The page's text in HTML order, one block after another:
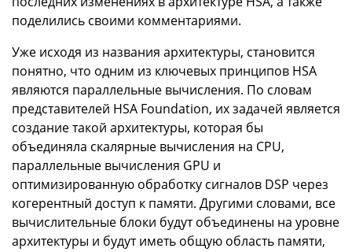
поделились своими комментариями.
Уже исходя из названия архитектуры, становится
понятно, что одним из ключевых принципов HSA
являются параллельные вычисления. По словам
представителей HSA Foundation, их задачей является
создание такой архитектуры, которая бы
объединяла скалярные вычисления на CPU,
параллельные вычисления GPU и
оптимизированную обработку сигналов DSP через
когерентный доступ к памяти. Другими словами, все
вычислительные блоки будут объединены на уровне
архитектуры и будут иметь общую область памяти,